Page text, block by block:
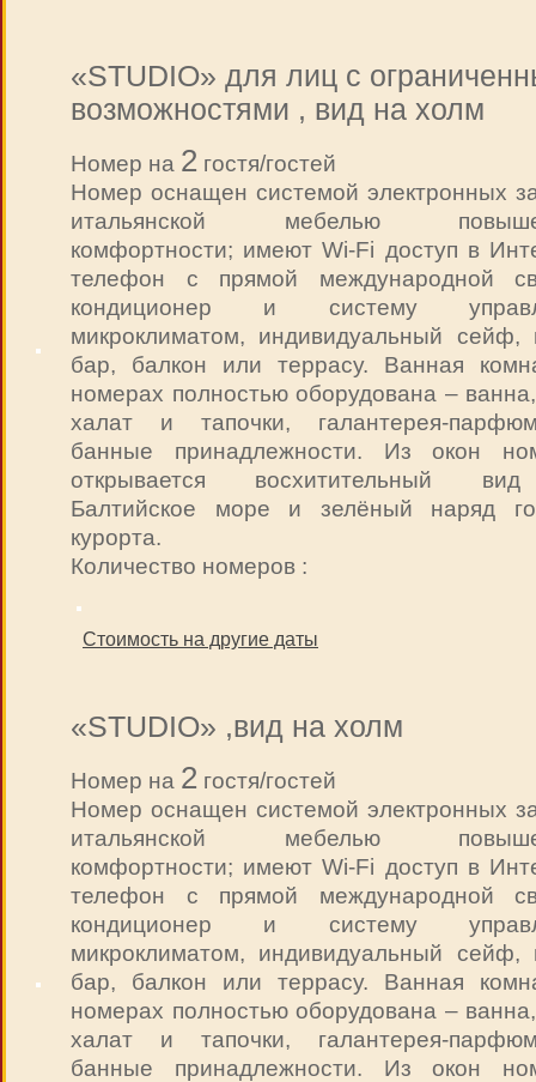
«STUDIO» для лиц с
возможностями , вид на холм
Номер на 2 гостя/гостей
Номер оснащен системой электронных
итальянской мебелью
комфортности; имеют Wi-Fi доступ в
телефон с прямой международной
кондиционер и систему
микроклиматом, индивидуальный сейф,
бар, балкон или террасу. Ванная
номерах полностью оборудована –
халат и тапочки, галантерея-
банные принадлежности. Из окон
открывается восхитительный
Балтийское море и зелёный наряд
курорта.
Количество номеров :
Стоимость на другие даты
«STUDIO» ,вид на холм
Номер на 2 гостя/гостей
Номер оснащен системой электронных
итальянской мебелью
комфортности; имеют Wi-Fi доступ в
телефон с прямой международной
кондиционер и систему
микроклиматом, индивидуальный сейф,
бар, балкон или террасу. Ванная
номерах полностью оборудована –
халат и тапочки, галантерея-
банные принадлежности. Из окон